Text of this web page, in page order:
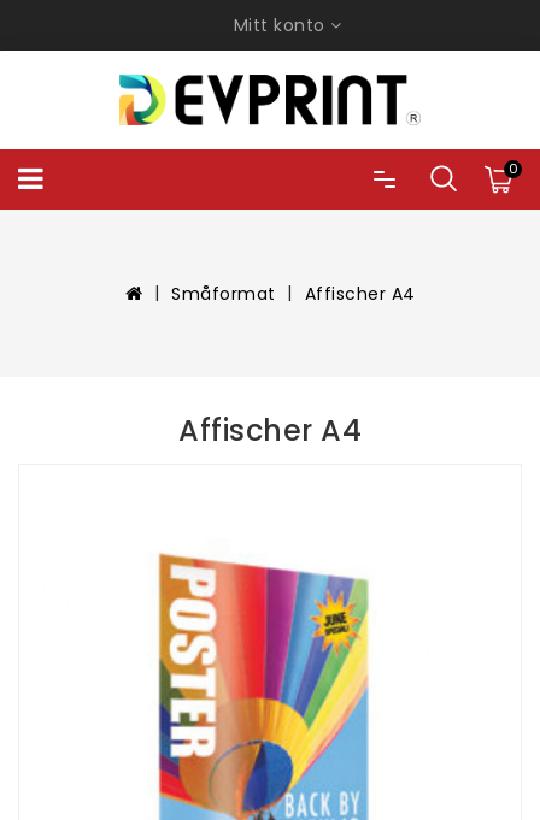
Mitt konto
0
Småformat Affischer A4
Affischer A4